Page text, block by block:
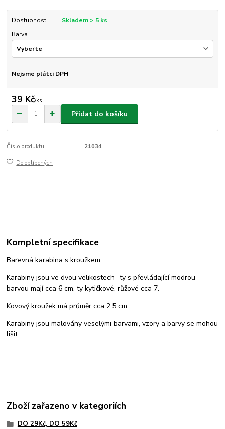
Dostupnost
Skladem > 5 ks
Barva
Nejsme plátci DPH
39 Kč/ks
Přidat do košíku
Číslo produktu: 21034
Do oblíbených
Kompletní specifikace
Barevná karabina s kroužkem.
Karabiny jsou ve dvou velikostech- ty s převládající modrou
barvou mají cca 6 cm, ty kytičkové, růžové cca 7.
Kovový kroužek má průměr cca 2,5 cm.
Karabiny jsou malovány veselými barvami, vzory a barvy se mohou
lišit.
Zboží zařazeno v kategoriích
DO 29Kč, DO 59Kč